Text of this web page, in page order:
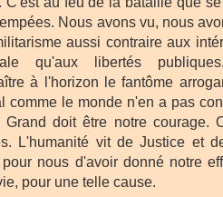
Nous avons vu, nous
aussi contraire aux
qu'aux libertés
à l'horizon le fantôme
comme le monde n'en a pas
Grand doit être notre courage.
L'humanité vit de Justice et
nous d'avoir donné notre
pour une telle cause.